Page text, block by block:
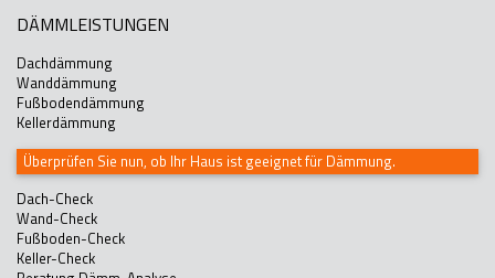
DÄMMLEISTUNGEN
Dachdämmung
Wanddämmung
Fußbodendämmung
Kellerdämmung
Überprüfen Sie nun, ob Ihr Haus ist geeignet für Dämmung.
Dach-Check
Wand-Check
Fußboden-Check
Keller-Check